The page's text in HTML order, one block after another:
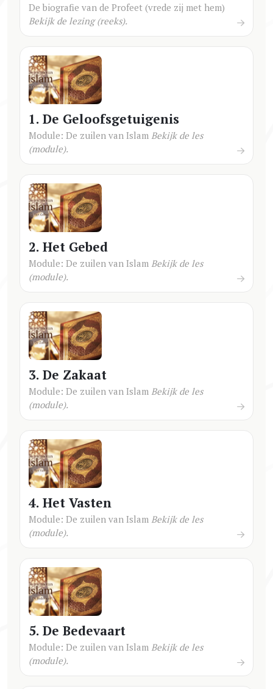
De biografie van de Profeet (vrede zij met hem)
Bekijk de lezing (reeks).
1. De Geloofsgetuigenis
Module: De zuilen van Islam Bekijk de les
(module).
2. Het Gebed
Module: De zuilen van Islam Bekijk de les
(module).
3. De Zakaat
Module: De zuilen van Islam Bekijk de les
(module).
4. Het Vasten
Module: De zuilen van Islam Bekijk de les
(module).
5. De Bedevaart
Module: De zuilen van Islam Bekijk de les
(module).